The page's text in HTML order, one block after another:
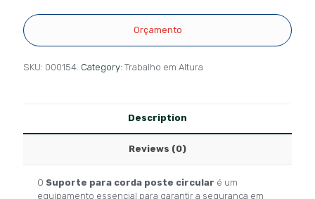
Orçamento
SKU: 000154. Category: Trabalho em Altura
Description
Reviews (0)
O Suporte para corda poste circular é um
equipamento essencial para garantir a segurança em